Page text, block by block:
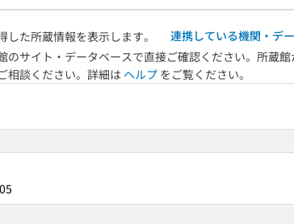
た所蔵情報を表示します。
連携している機関・デ
サイト・データベースで直接ご確認ください。所蔵
相談ください。詳細は ヘルプ をご覧ください。